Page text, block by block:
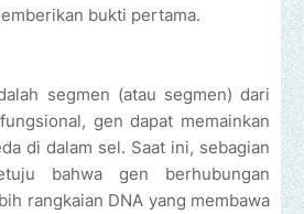
bukti pertama.
segmen (atau segmen) dari
gen dapat memainkan
di dalam sel. Saat ini, sebagian
bahwa gen berhubungan
rangkaian DNA yang membawa